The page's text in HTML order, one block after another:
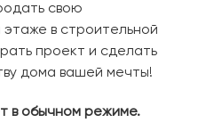
свою
в строительной
проект и сделать
дома вашей мечты!
в обычном режиме.